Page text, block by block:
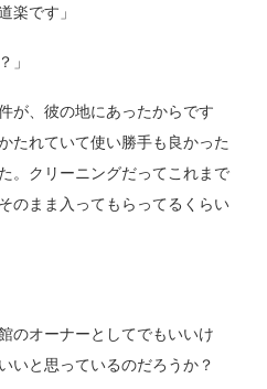
楽です」
」
が、彼の地にあったからです
たれていて使い勝手も良かった
。クリーニングだってこれまで
のまま入ってもらってるくらい
のオーナーとしてでもいいけ
いと思っているのだろうか？